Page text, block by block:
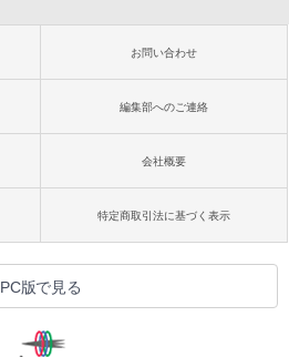
お問い合わせ
編集部へのご連絡
会社概要
特定商取引法に基づく表示
PC版で見る